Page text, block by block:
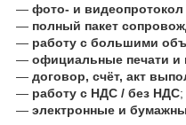
— фото- и
— полный пакет
— работу с большими
— официальные печати и
— договор, счёт, акт
— работу с НДС / без НДС;
— электронные и